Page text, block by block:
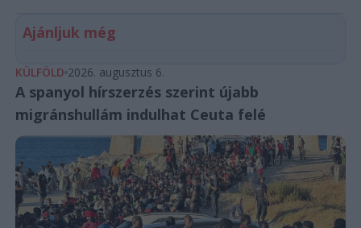
Ajánljuk még
KÜLFÖLD 2026. augusztus 6.
A spanyol hírszerzés szerint újabb
migránshullám indulhat Ceuta felé